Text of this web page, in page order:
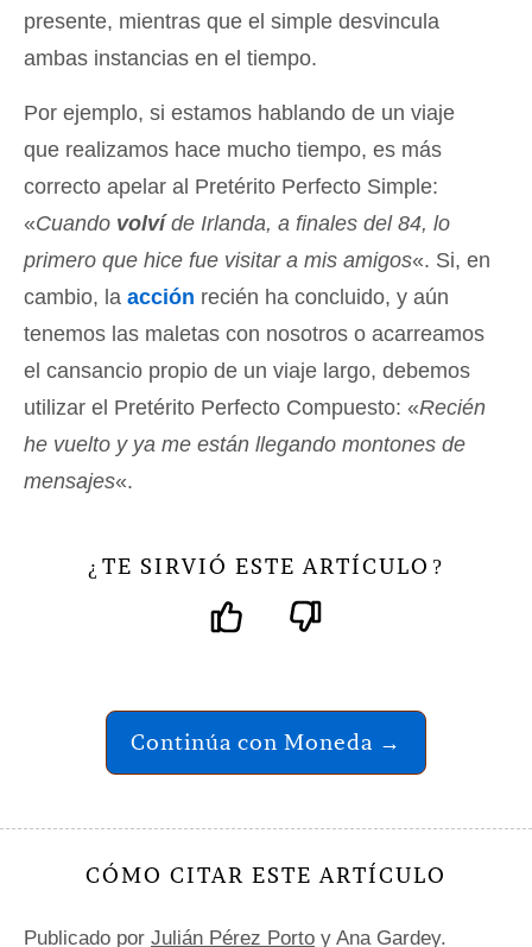
presente, mientras que el simple desvincula
ambas instancias en el tiempo.
Por ejemplo, si estamos hablando de un viaje
que realizamos hace mucho tiempo, es más
correcto apelar al Pretérito Perfecto Simple:
«Cuando volvíde Irlanda, a finales del 84, lo
primero que hice fue visitar a mis amigos«. Si, en
cambio, la acción recién ha concluido, y aún
tenemos las maletas con nosotros o acarreamos
el cansancio propio de un viaje largo, debemos
utilizar el Pretérito Perfecto Compuesto: «Recién
he vuelto y ya me están llegando montones de
mensajes«.
¿ TE SIRVIÓ ESTE ARTÍCULO ?
Continúa con Moneda →
CÓMO CITAR ESTE ARTÍCULO
Publicado por Julián Pérez Porto y Ana Gardey.